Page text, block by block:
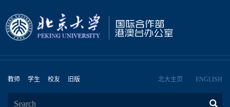
教师 学生 校友 旧版 北大主页 ENGLISH